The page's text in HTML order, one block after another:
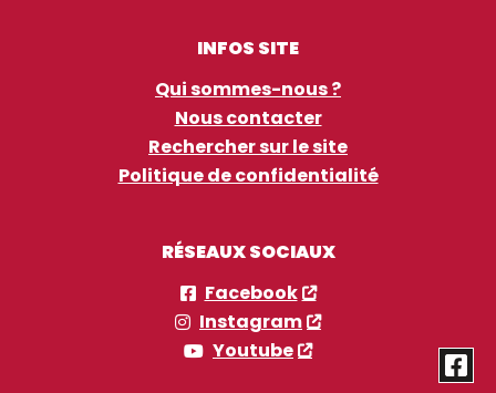
INFOS SITE
Qui sommes-nous ?
Nous contacter
Rechercher sur le site
Politique de confidentialité
RÉSEAUX SOCIAUX
Facebook
Instagram
Youtube